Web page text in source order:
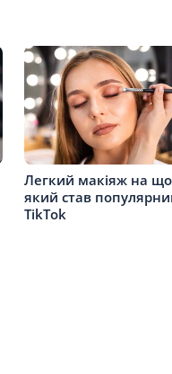
Легкий макіяж на
який став
TikTok